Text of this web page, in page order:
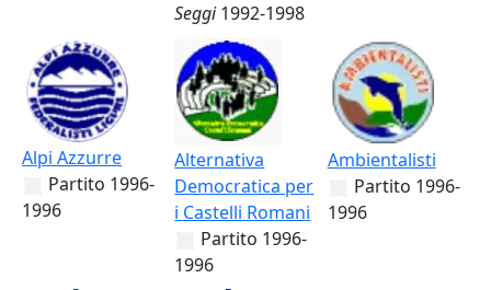
Seggi 1992-1998
Alpi Azzurre
Partito 1996-
1996
Alternativa
Democratica per
i Castelli Romani
Partito 1996-
1996
Ambientalisti
Partito 1996-
1996